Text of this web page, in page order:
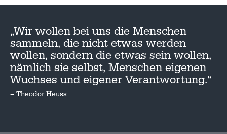
„Wir wollen bei uns die Menschen
sammeln, die nicht etwas werden
wollen, sondern die etwas sein wollen,
nämlich sie selbst, Menschen eigenen
Wuchses und eigener Verantwortung.“
– Theodor Heuss